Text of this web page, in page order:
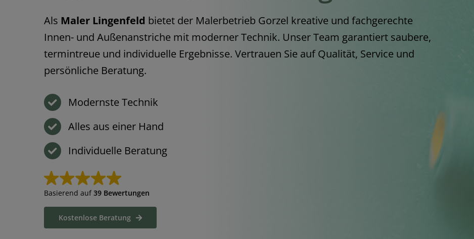
Als Maler Lingenfeld bietet der Malerbetrieb Gorzel kreative und fachgerechte
Innen- und Außenanstriche mit moderner Technik. Unser Team garantiert saubere,
termintreue und individuelle Ergebnisse. Vertrauen Sie auf Qualität, Service und
persönliche Beratung.
Modernste Technik
Alles aus einer Hand
Individuelle Beratung
Basierend auf 39 Bewertungen
Kostenlose Beratung